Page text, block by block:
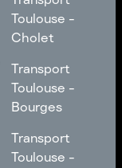
Toulouse -
Grenoble
Toulouse -
Cholet
Transport
Toulouse -
Cholet
Transport
Toulouse -
Bourges
Transport
Toulouse -
Transport
Toulouse -